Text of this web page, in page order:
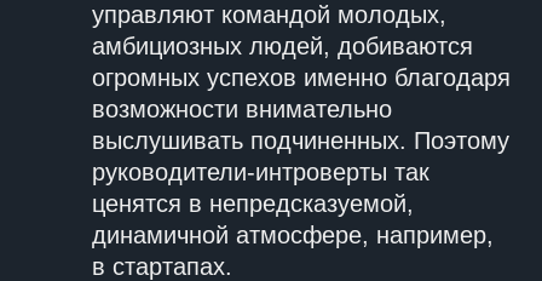
управляют командой молодых,
амбициозных людей, добиваются
огромных успехов именно благодаря
возможности внимательно
выслушивать подчиненных. Поэтому
руководители-интроверты так
ценятся в непредсказуемой,
динамичной атмосфере, например,
в стартапах.